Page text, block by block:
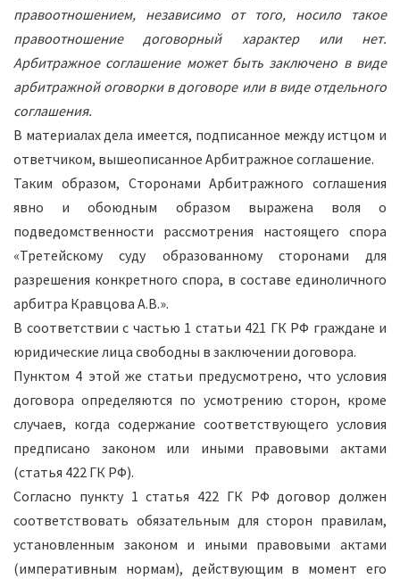
правоотношением, независимо от того, носило такое
правоотношение договорный характер или нет.
Арбитражное соглашение может быть заключено в виде
арбитражной оговорки в договоре или в виде отдельного
соглашения.
В материалах дела имеется, подписанное между истцом и
ответчиком, вышеописанное Арбитражное соглашение.
Таким образом, Сторонами Арбитражного соглашения
явно и обоюдным образом выражена воля о
подведомственности рассмотрения настоящего спора
«Третейскому суду образованному сторонами для
разрешения конкретного спора, в составе единоличного
арбитра Кравцова А.В.».
В соответствии с частью 1 статьи 421 ГК РФ граждане и
юридические лица свободны в заключении договора.
Пунктом 4 этой же статьи предусмотрено, что условия
договора определяются по усмотрению сторон, кроме
случаев, когда содержание соответствующего условия
предписано законом или иными правовыми актами
(статья 422 ГК РФ).
Согласно пункту 1 статья 422 ГК РФ договор должен
соответствовать обязательным для сторон правилам,
установленным законом и иными правовыми актами
(императивным нормам), действующим в момент его